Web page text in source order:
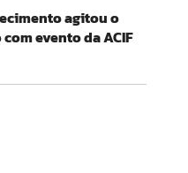
agitou o
evento da ACIF